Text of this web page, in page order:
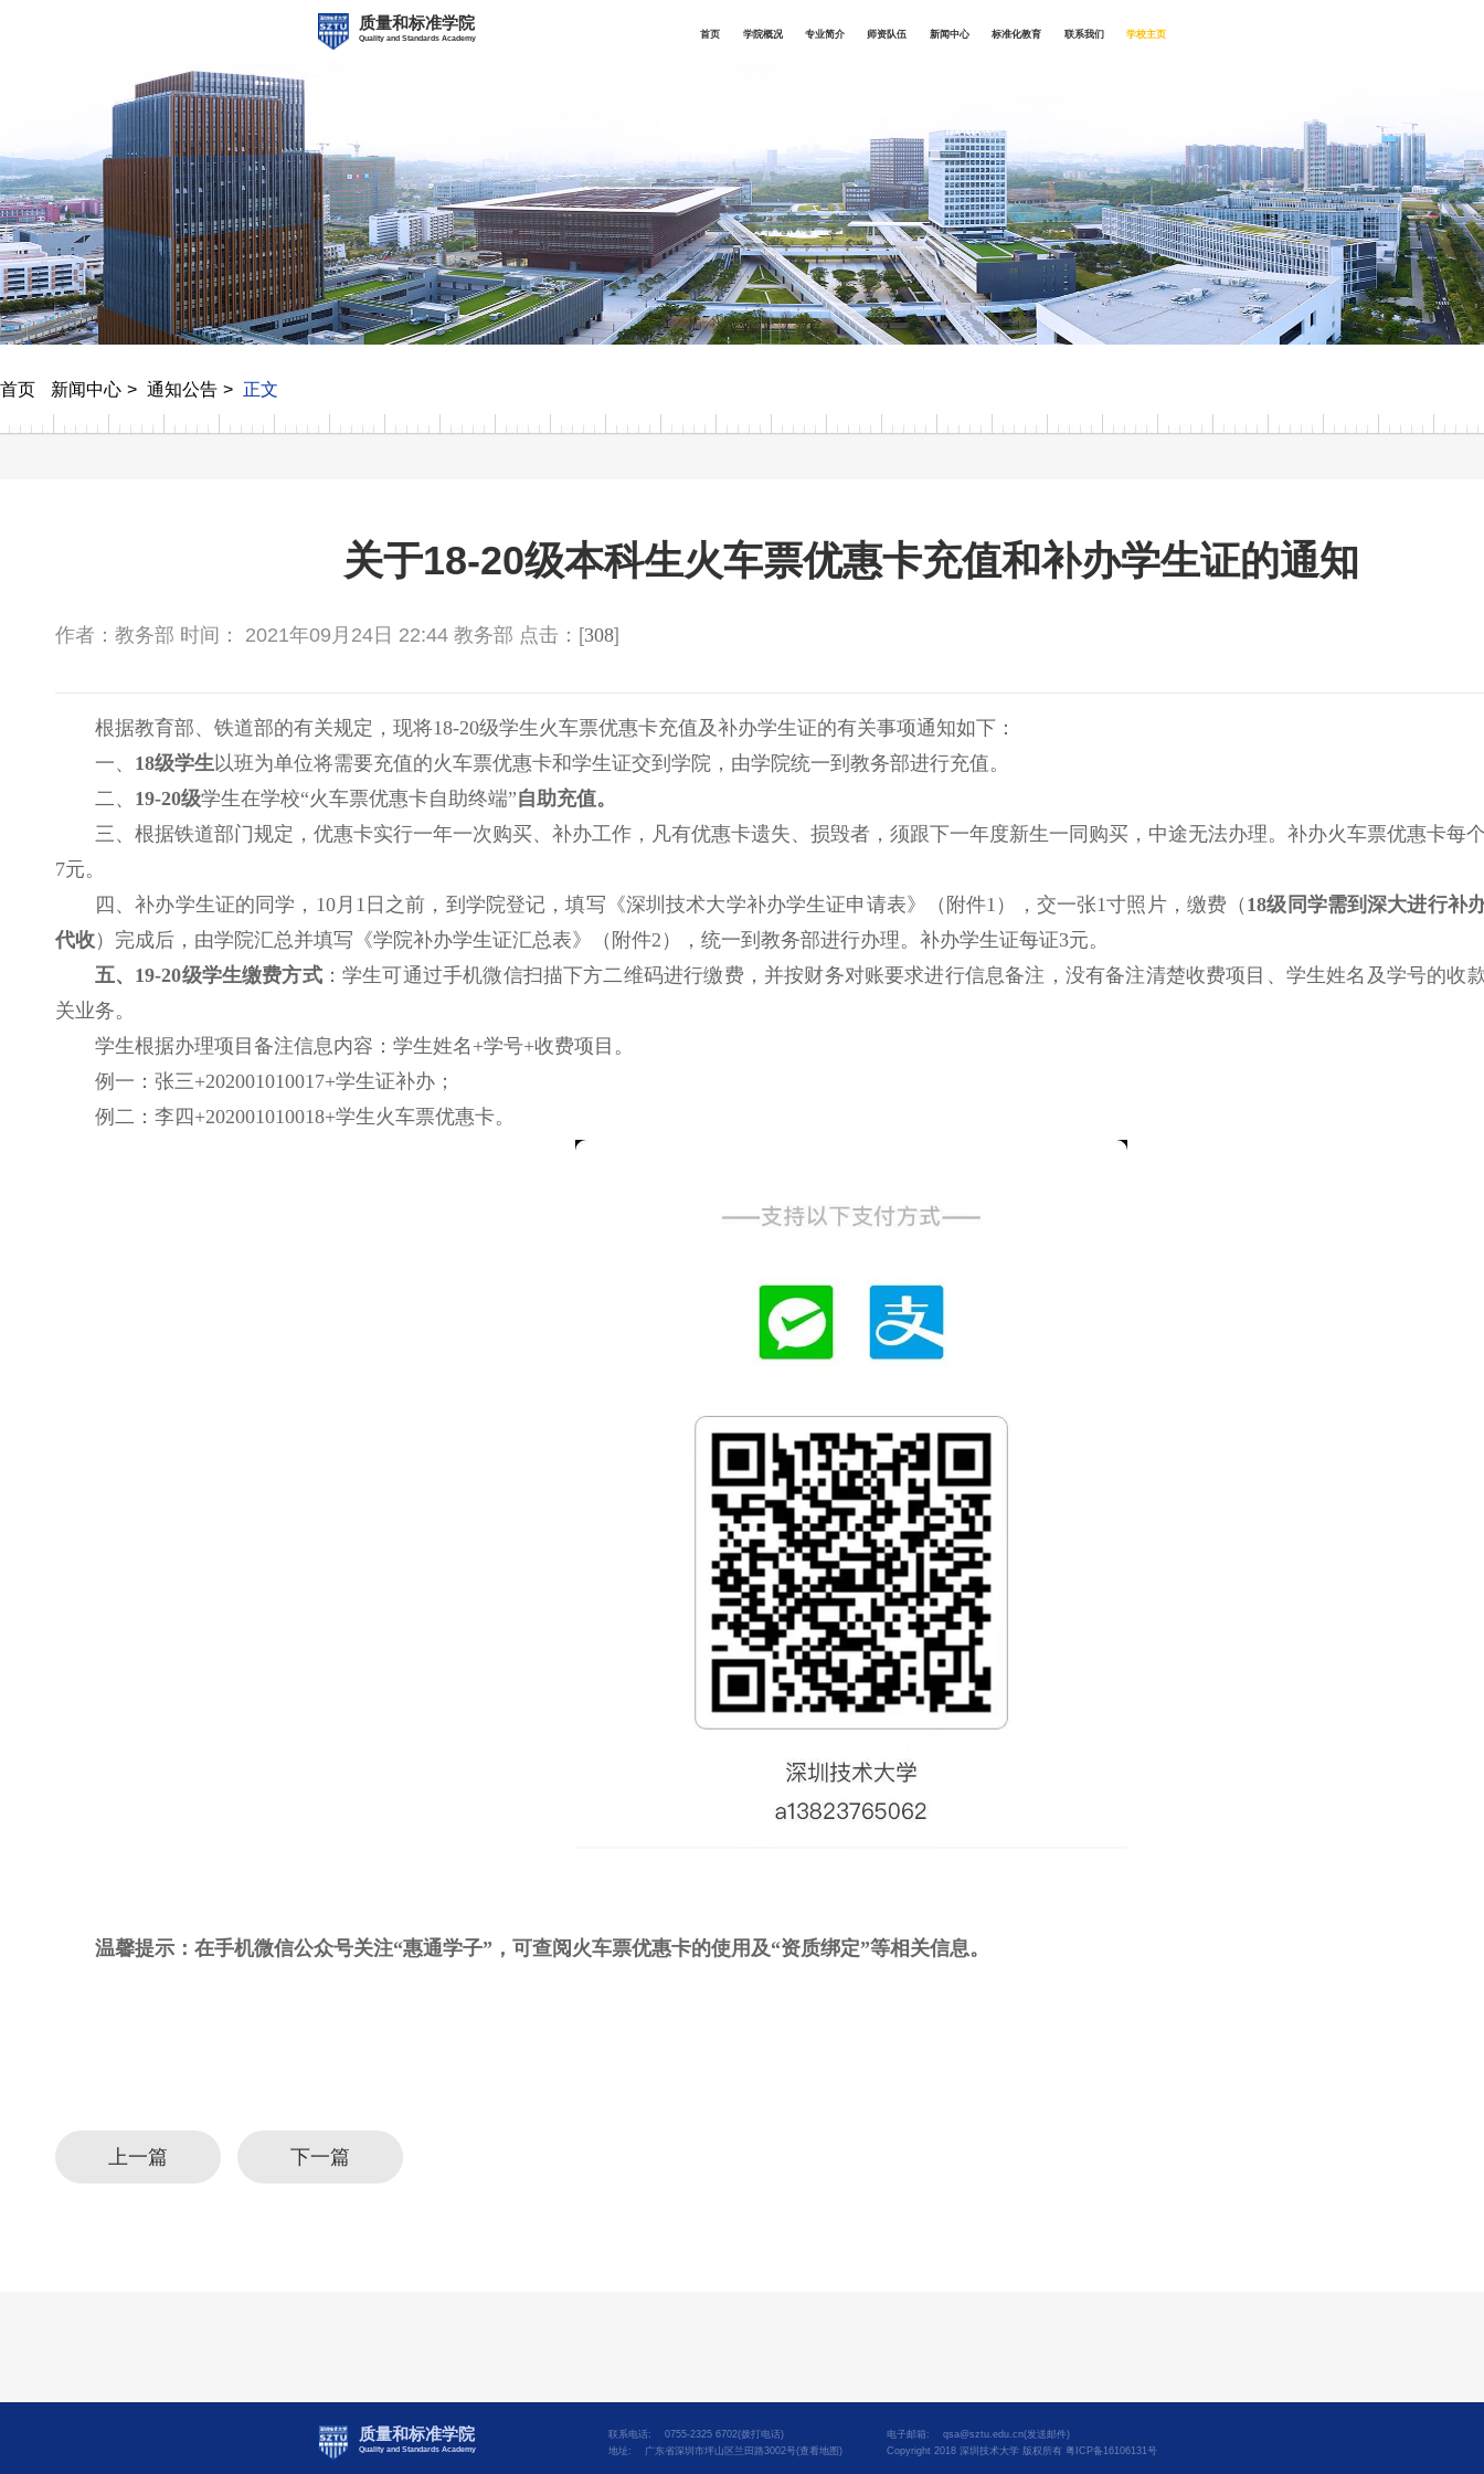
质量和标准学院
Quality and Standards Academy 首页 学院概况 专业简介 师资队伍 新闻中心 标准化教育 联系我们 学校主页
首页 新闻中心 通知公告 正文
关于18-20级本科生火车票优惠卡充值和补办学生证的通知
作者：教务部 时间： 2021年09月24日 22:44 教务部 点击：[308]
根据教育部、铁道部的有关规定，现将18-20级学生火车票优惠卡充值及补办学生证的有关事项通知如下：
一、 18级学生以班为单位将需要充值的火车票优惠卡和学生证交到学院，由学院统一到教务部进行充值。
二、 19-20级学生在学校“火车票优惠卡自助终端”自助充值。
三、根据铁道部门规定，优惠卡实行一年一次购买、补办工作，凡有优惠卡遗失、损毁者，须跟下一年度新生一同购买，中途无法办理。补办火车票优惠卡每
7元。
四、补办学生证的同学， 10月1日之前，到学院登记，填写《深圳技术大学补办学生证申请表》（附件1），交一张1寸照片，缴费（ 18级同学需到深大进行补
代收）完成后，由学院汇总并填写《学院补办学生证汇总表》（附件2），统一到教务部进行办理。补办学生证每证3元。
五、 19-20级学生缴费方式：学生可通过手机微信扫描下方二维码进行缴费，并按财务对账要求进行信息备注，没有备注清楚收费项目、学生姓名及学号的收
关业务。
学生根据办理项目备注信息内容：学生姓名 +学号+收费项目。
例一：张三+202001010017+学生证补办；
例二：李四 +202001010018+学生火车票优惠卡。
温馨提示： 在手机微信公众号关注“惠通学子”，可查阅火车票优惠卡的使用及“资质绑定”等相关信息。
上一篇 下一篇
质量和标准学院
Quality and Standards Academy
联系电话: 0755-2325 6702(拨打电话)
地址: 广东省深圳市坪山区兰田路3002号(查看地图)
电子邮箱: qsa@sztu.edu.cn(发送邮件)
Copyright 2018 深圳技术大学 版权所有 粤ICP备16106131号